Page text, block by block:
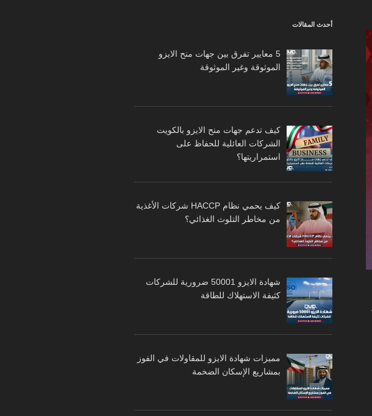
أحدث المقالات
5 معايير تفرق بين جهات منح الايزو
الموثوقة وغير الموثوقة
كيف تدعم جهات منح الايزو بالكويت
الشركات العائلية للحفاظ على
استمراريتها؟
كيف يحمي نظام HACCP شركات الأغذية
من مخاطر التلوث الغذائي؟
شهادة الايزو 50001 ضرورية للشركات
كثيفة الاستهلاك للطاقة
مميزات شهادة الايزو للمقاولات في الفوز
بمشاريع الإسكان الضخمة